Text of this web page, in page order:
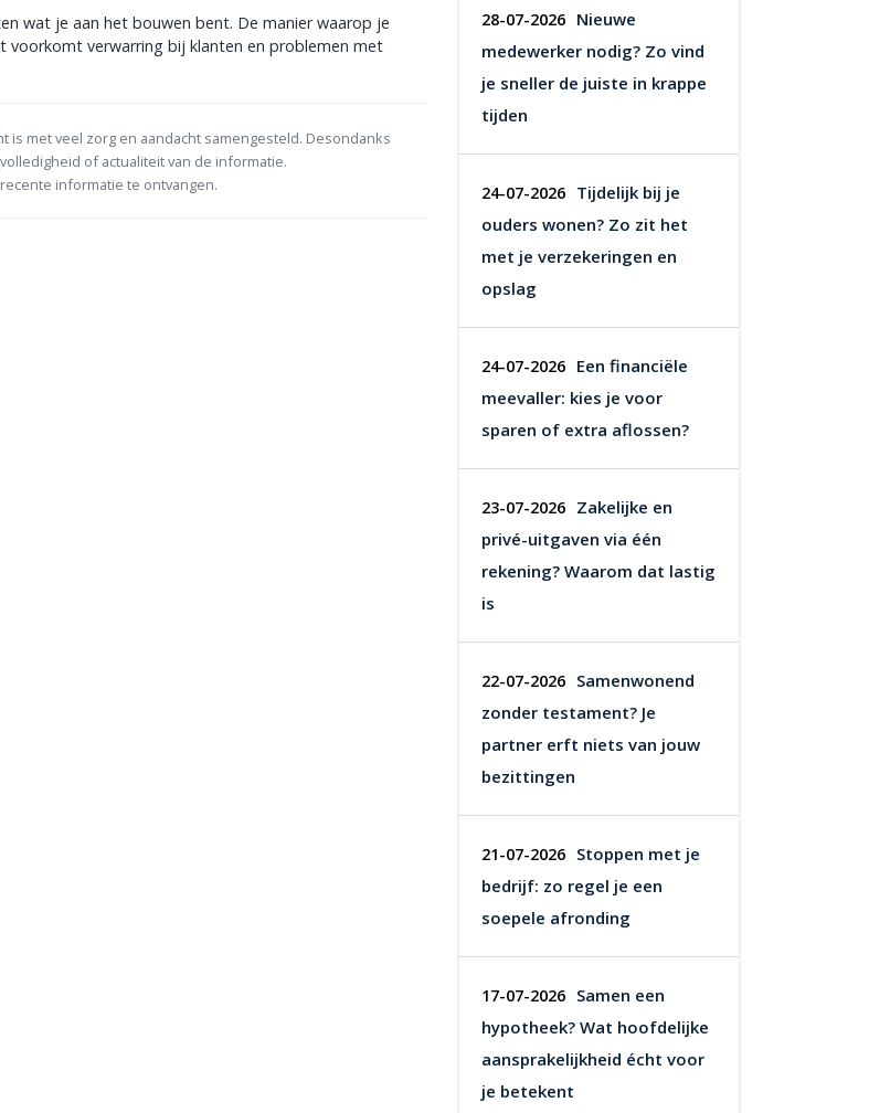
wat je aan het bouwen bent. De manier waarop je
verwarring bij klanten en problemen met
is met veel zorg en aandacht samengesteld. Desondanks
of actualiteit van de informatie.
informatie te ontvangen.
28-07-2026 Nieuwe
medewerker nodig? Zo vind
je sneller de juiste in krappe
tijden
24-07-2026 Tijdelijk bij je
ouders wonen? Zo zit het
met je verzekeringen en
opslag
24-07-2026 Een financiële
meevaller: kies je voor
sparen of extra aflossen?
23-07-2026 Zakelijke en
privé-uitgaven via één
rekening? Waarom dat lastig
is
22-07-2026 Samenwonend
zonder testament? Je
partner erft niets van jouw
bezittingen
21-07-2026 Stoppen met je
bedrijf: zo regel je een
soepele afronding
17-07-2026 Samen een
hypotheek? Wat hoofdelijke
aansprakelijkheid écht voor
je betekent